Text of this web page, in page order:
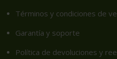
Términos y condiciones de
Garantía y soporte
Política de devoluciones y